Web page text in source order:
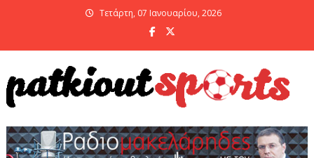
Τετάρτη, 07 Ιανουαρίου, 2026